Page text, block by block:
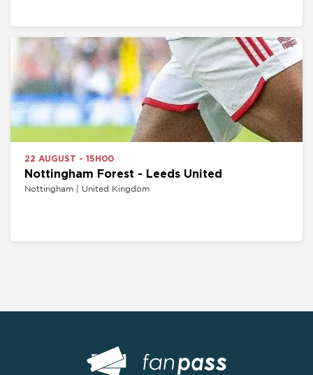
22 AUGUST - 15H00
Nottingham Forest - Leeds United
Nottingham | United Kingdom